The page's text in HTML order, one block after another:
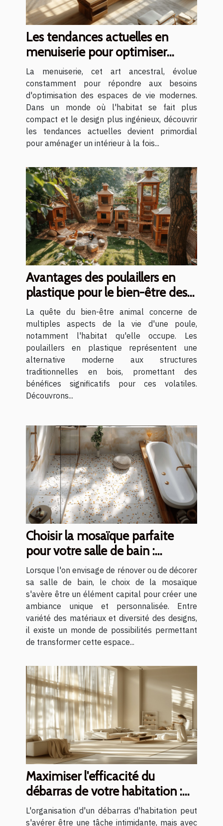
Les tendances actuelles en
menuiserie pour optimiser
votre espace
La menuiserie, cet art ancestral, évolue
constamment pour répondre aux besoins
d'optimisation des espaces de vie modernes.
Dans un monde où l'habitat se fait plus
compact et le design plus ingénieux, découvrir
les tendances actuelles devient primordial
pour aménager un intérieur à la fois...
Avantages des poulaillers en
plastique pour le bien-être des
poules
La quête du bien-être animal concerne de
multiples aspects de la vie d'une poule,
notamment l'habitat qu'elle occupe. Les
poulaillers en plastique représentent une
alternative moderne aux structures
traditionnelles en bois, promettant des
bénéfices significatifs pour ces volatiles.
Découvrons...
Choisir la mosaïque parfaite
pour votre salle de bain :
matériaux et designs
Lorsque l'on envisage de rénover ou de décorer
sa salle de bain, le choix de la mosaïque
s'avère être un élément capital pour créer une
ambiance unique et personnalisée. Entre
variété des matériaux et diversité des designs,
il existe un monde de possibilités permettant
de transformer cette espace...
Maximiser l'efficacité du
débarras de votre habitation :
conseils et stratégies
L'organisation d'un débarras d'habitation peut
s'avérer être une tâche intimidante, mais avec